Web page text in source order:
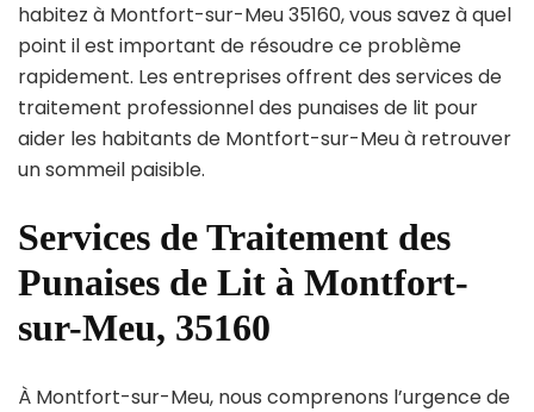
habitez à Montfort-sur-Meu 35160, vous savez à quel
point il est important de résoudre ce problème
rapidement. Les entreprises offrent des services de
traitement professionnel des punaises de lit pour
aider les habitants de Montfort-sur-Meu à retrouver
un sommeil paisible.
Services de Traitement des
Punaises de Lit à Montfort-
sur-Meu, 35160
À Montfort-sur-Meu, nous comprenons l’urgence de